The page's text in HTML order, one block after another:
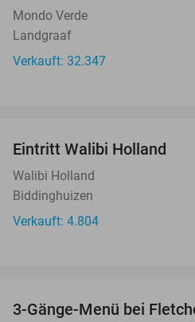
Mondo Verde
Landgraaf
Verkauft: 32.347
Eintritt Walibi Holland
Walibi Holland
Biddinghuizen
Verkauft: 4.804
3-Gänge-Menü bei